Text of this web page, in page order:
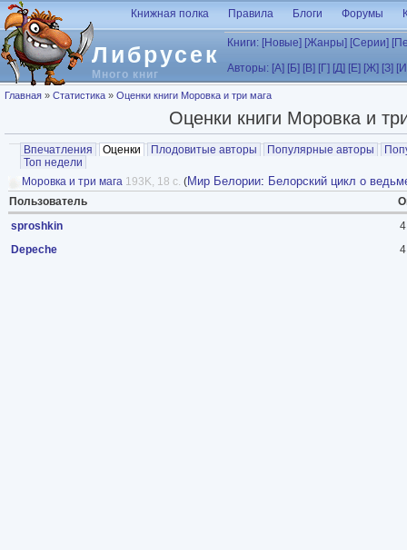
Перейти к основному содержанию
Либрусек
Много книг
Книжная полка Правила Блоги Форумы
Книги: [Новые] [Жанры] [Серии]
Авторы: [А] [Б] [В] [Г] [Д] [Е] [Ж] [З]
Вы здесь
Главная » Статистика » Оценки книги Моровка и три мага
Оценки книги Моровка и
Главные вкладки
Впечатления Оценки (активная вкладка)
Плодовитые авторы Популярные авторы
Топ недели
Моровка и три мага 193K, 18 с. (Мир Белории: Белорский цикл о
Пользователь
sproshkin
4
Depeche
4